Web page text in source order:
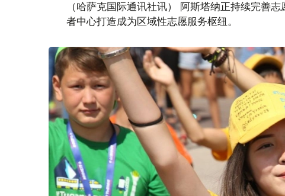
（哈萨克国际通讯社讯） 阿斯塔纳正持续完善
者中心打造成为区域性志愿服务枢纽。